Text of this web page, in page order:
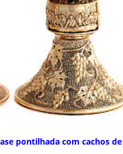
pontilhada com cachos